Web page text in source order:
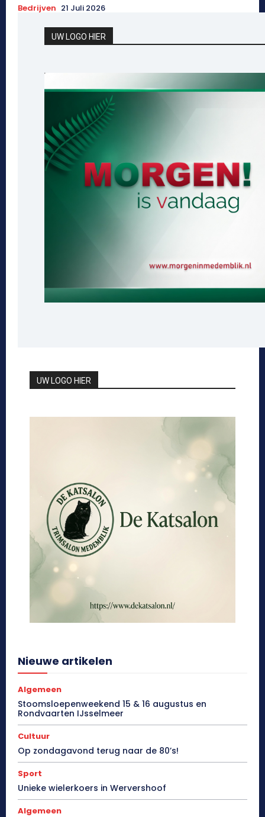
Bedrijven 21 Juli 2026
UW LOGO HIER
UW LOGO HIER
Nieuwe artikelen
Algemeen
Stoomsloepenweekend 15 & 16 augustus en
Rondvaarten IJsselmeer
Cultuur
Op zondagavond terug naar de 80’s!
Sport
Unieke wielerkoers in Wervershoof
Algemeen